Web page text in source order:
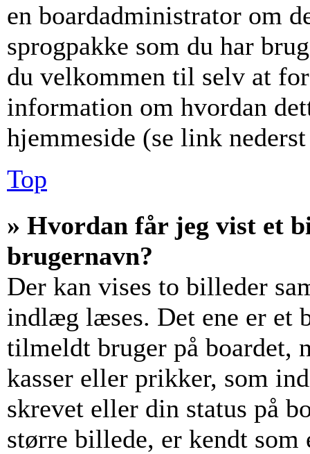
en boardadministrator om
sprogpakke som du har
du velkommen til selv at
information om hvordan
hjemmeside (se link
Top
» Hvordan får jeg vist et
brugernavn?
Der kan vises to billeder
indlæg læses. Det ene er et
tilmeldt bruger på boardet,
kasser eller prikker, som
skrevet eller din status på
større billede, er kendt